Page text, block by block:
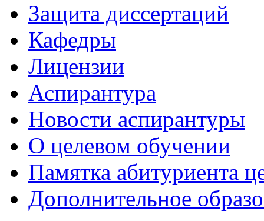
Защита диссертаций
Кафедры
Лицензии
Аспирантура
Новости аспирантуры
О целевом обучении
Памятка абитуриента
Дополнительное